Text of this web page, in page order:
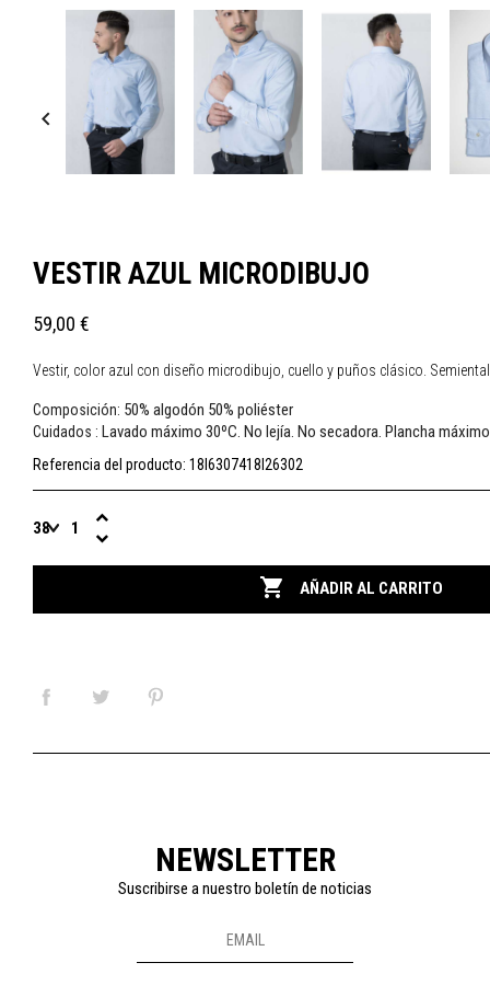

VESTIR AZUL MICRODIBUJO
59,00 €
Vestir, color azul con diseño microdibujo, cuello y puños clásico.
Composición: 50% algodón 50% poliéster
Cuidados : Lavado máximo 30ºC. No lejía. No secadora. Plancha
Referencia del producto: 18I6307418I26302
 AÑADIR AL CARRITO
NEWSLETTER
Suscribirse a nuestro boletín de noticias